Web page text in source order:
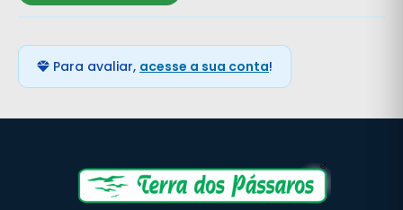
Para avaliar, acesse a sua conta!